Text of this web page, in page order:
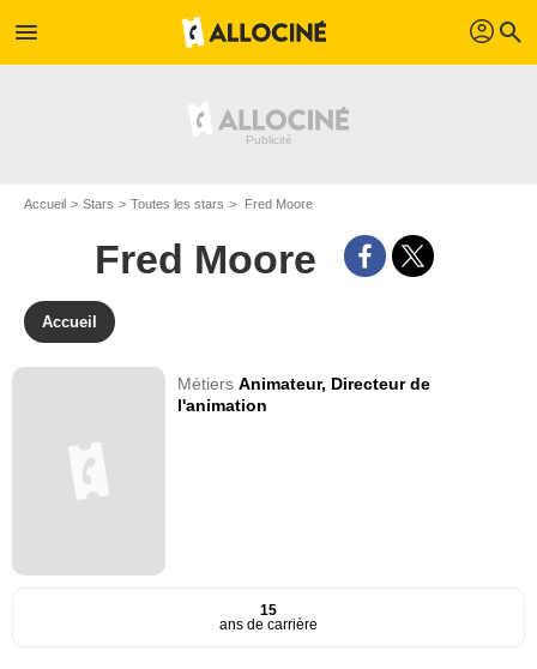
menu profil search
Accueil Stars Toutes les stars Fred Moore
Fred Moore
Accueil
MétiersAnimateur, Directeur de
l'animation
15
ans de carrière